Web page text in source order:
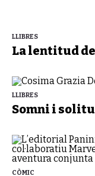
LLIBRES
La lentitud
LLIBRES
Somni i
CÒMIC